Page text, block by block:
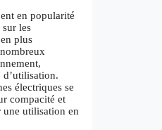
en popularité
sur les
plus
d’utilisation.
électriques se
compacité et
utilisation en